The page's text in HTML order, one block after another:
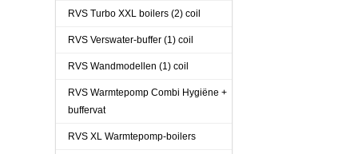
RVS Turbo XXL boilers (2) coil
RVS Verswater-buffer (1) coil
RVS Wandmodellen (1) coil
RVS Warmtepomp Combi Hygiëne +
buffervat
RVS XL Warmtepomp-boilers